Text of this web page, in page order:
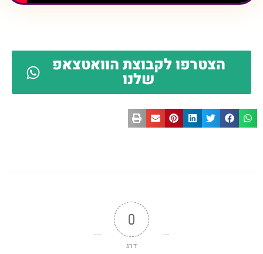
הצטרפו לקבוצת הוואטצאפ
שלנו
0
דרג